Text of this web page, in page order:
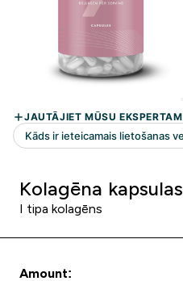
Kolagēna kapsulas
I tipa kolagēns
Amount: